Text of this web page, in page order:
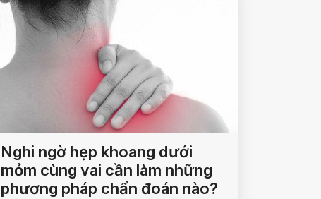
Nghi ngờ hẹp khoang dưới
mỏm cùng vai cần làm những
phương pháp chẩn đoán nào?